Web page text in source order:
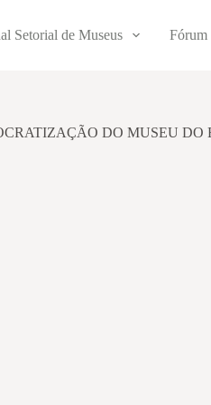
Setorial de Museus Fórum
DO MUSEU DO